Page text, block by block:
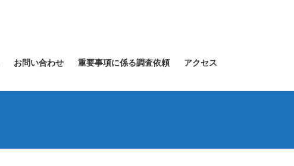
お問い合わせ 重要事項に係る調査依頼 アクセス